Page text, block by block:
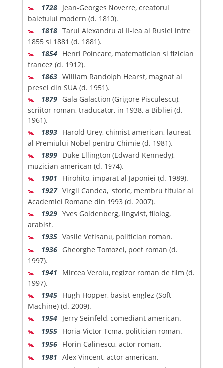
🚼 1728 Jean-Georges Noverre, creatorul
baletului modern (d. 1810).
🚼 1818 Tarul Alexandru al II-lea al Rusiei intre
1855 si 1881 (d. 1881).
🚼 1854 Henri Poincare, matematician si fizician
francez (d. 1912).
🚼 1863 William Randolph Hearst, magnat al
presei din SUA (d. 1951).
🚼 1879 Gala Galaction (Grigore Pisculescu),
scriitor roman, traducator, in 1938, a Bibliei (d.
1961).
🚼 1893 Harold Urey, chimist american, laureat
al Premiului Nobel pentru Chimie (d. 1981).
🚼 1899 Duke Ellington (Edward Kennedy),
muzician american (d. 1974).
🚼 1901 Hirohito, imparat al Japoniei (d. 1989).
🚼 1927 Virgil Candea, istoric, membru titular al
Academiei Romane din 1993 (d. 2007).
🚼 1929 Yves Goldenberg, lingvist, filolog,
arabist.
🚼 1935 Vasile Vetisanu, politician roman.
🚼 1936 Gheorghe Tomozei, poet roman (d.
1997).
🚼 1941
Mircea Veroiu, regizor roman de film (d.
1997).
🚼 1945 Hugh Hopper, basist englez (Soft
Machine) (d. 2009).
🚼 1954 Jerry Seinfeld, comediant american.
🚼 1955 Horia-Victor Toma, politician roman.
🚼 1956 Florin Calinescu, actor roman.
🚼 1981 Alex Vincent, actor american.